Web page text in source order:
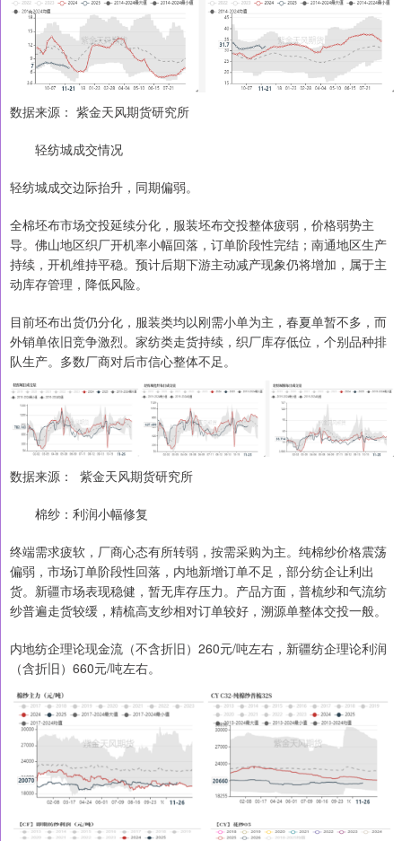
数据来源： 紫金天风期货研究所
轻纺城成交情况
轻纺城成交边际抬升，同期偏弱。
全棉坯布市场交投延续分化，服装坯布交投整体疲弱，价格弱势主
导。佛山地区织厂开机率小幅回落，订单阶段性完结；南通地区生产
持续，开机维持平稳。预计后期下游主动减产现象仍将增加，属于主
动库存管理，降低风险。
目前坯布出货仍分化，服装类均以刚需小单为主，春夏单暂不多，而
外销单依旧竞争激烈。家纺类走货持续，织厂库存低位，个别品种排
队生产。多数厂商对后市信心整体不足。
数据来源： 紫金天风期货研究所
棉纱：利润小幅修复
终端需求疲软，厂商心态有所转弱，按需采购为主。纯棉纱价格震荡
偏弱，市场订单阶段性回落，内地新增订单不足，部分纺企让利出
货。新疆市场表现稳健，暂无库存压力。产品方面，普梳纱和气流纺
纱普遍走货较缓，精梳高支纱相对订单较好，溯源单整体交投一般。
内地纺企理论现金流（不含折旧）260元/吨左右，新疆纺企理论利润
（含折旧）660元/吨左右。